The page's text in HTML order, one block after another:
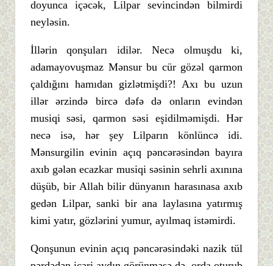
doyunca içəcək, Lilpar sevincindən bilmirdi
neyləsin.
İllərin qonşuları idilər. Necə olmuşdu ki,
adamayovuşmaz Mənsur bu cür gözəl qarmon
çaldığını hamıdan gizlətmişdi?! Axı bu uzun
illər ərzində bircə dəfə də onların evindən
musiqi səsi, qarmon səsi eşidilməmişdi. Hər
necə isə, hər şey Lilparın könlüncə idi.
Mənsurgilin evinin açıq pəncərəsindən bayıra
axıb gələn ecazkar musiqi səsinin sehrli axınına
düşüb, bir Allah bilir dünyanın harasınasa axıb
gedən Lilpar, sanki bir ana laylasına yatırmış
kimi yatır, gözlərini yumur, ayılmaq istəmirdi.
Qonşunun evinin açıq pəncərəsindəki nazik tül